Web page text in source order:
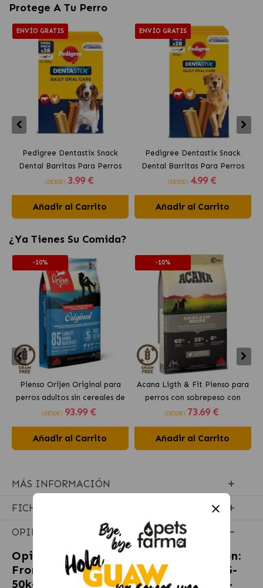
Protege A Tu Perro
ENVÍO GRATIS
Pedigree Dentastix Snack
Dental Barritas Para Perros
Medianos 10-25 kg
(DESDE) 3.99 €
Añadir al Carrito
ENVÍO GRATIS
Pedigree Dentastix Snack
Dental Barritas Para Perros
Grandes +25 kg
(DESDE) 4.99 €
Añadir al Carrito
¿Ya Tienes Su Comida?
-10%
Pienso Orijen Original para
perros adultos sin cereales de
pollo
(DESDE) 93.99 €
Añadir al Carrito
-10%
Acana Ligth & Fit Pienso para
perros con sobrepeso con
pollo fresco
(DESDE) 73.69 €
Añadir al Carrito
MÁS INFORMACIÓN
FICHA TÉCNICA
OPINIONES
Opiniones sobre
Pack Súper Protección:
Frontpro Comprimidos Masticables 25-
50kg + Frontline Tri-Act 3 pipetas (40-